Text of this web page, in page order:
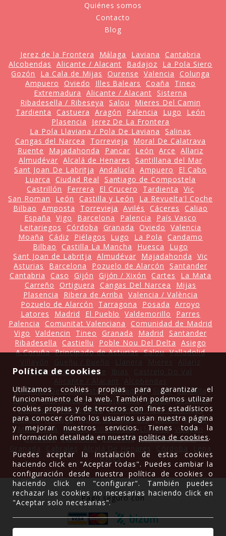
Quiénes somos
Contacto
Blog
Jerez de la Frontera Málaga Laviana
Cantabria
Alcobendas
Alicante / Alacant Badajoz
La Pola Siero
Gozón
La Cala de Mijas Ourense Valencia
Colunga
Ampuero
Oviedo Illes Balears Coaña
Tineo
Extremadura
Alicante / Alacant
Sisterna
Ribadesella / Ribeseya
Salou
Mieres Del Camin
Tardienta
Castuera Aragón Palencia Lugo
León
Plasencia
Jerez De La Frontera
La Pola Llaviana / Pola De Laviana
Salinas
Cangas del Narcea
Torrevieja
Moral De Calatrava
Ruente
Majadahonda Pancar León Arce
Allariz
Almudévar Alcalá de Henares
Santillana del Mar
Sant Joan De Labritja
Andalucía Ampuero
El Cabo
Luarca
Ciudad Real
Santiago de Compostela
Castrillón
Ferrera El Crucero Tardienta
Vic
San Roman
León Castilla y León
La Revuelta'l Coche
Bilbao
Amposta Torrevieja Avilés Cáceres
Caliao
España
Vigo Barcelona Palencia
País Vasco
Leitariegos
Córdoba Granada Oviedo
Valencia
Moaña
Cádiz Piélagos Lugo La Pola
Candamo
Bilbao
Castilla La Mancha Huesca
Lugo
Sant Joan de Labritja
Almudévar Majadahonda
Vic
Asturias
Barcelona Pozuelo de Alarcón
Santander
Cantabria
Caso Gijón Gijón / Xixón Cartes
La Mata
Carreño
Ortiguera Cangas Del Narcea
Mijas
Plasencia
Ribera de Arriba
Valencia / València
Pozuelo de Alarcón
Tarragona Posada
Arroyo
Latores
Madrid El Pueblo Valdemorillo
Parres
Palencia
Comunitat Valenciana
Comunidad de Madrid
Vigo
Valdencin Tineo Granada Madrid
Santander
Ribadesella
Castiellu Poble Nou Del Delta
Asiego
A Coruña Principado de Asturias Salou Valladolid
Valdemorillo Ruente
Santiago De Compostela Valladolid Siero Sardalla
Cartes Illes Balears Torrejoncillo Galicia
Castuera
Barcelona Pontevedra Arriondas / Les Arriondes
Bizkaia A Fraga Moral de Calatrava Llanes Valdés
Mamorana
Madrid Villaviciosa Llastres
Villayón
Córdoba Valladolid Cataluña Castrelo do Val
Avilés
Pago seguro con
Política de cookies
Utilizamos cookies propias para garantizar el
funcionamiento de la web. También podemos utilizar
cookies propias y de terceros con fines estadísticos
para conocer cómo los usuarios usan nuestra página
y mejorar nuestros servicios. Tienes toda la
información detallada en nuestrapolítica de cookies.
Puedes aceptar la instalación de estas cookies
haciendo click en "Aceptar todas". Puedes cambiar la
configuración desde nuestra política de cookies o
haciendo click en "configurar". También puedes
rechazar las cookies no necesarias haciendo click en
"Aceptar solo necesarias".